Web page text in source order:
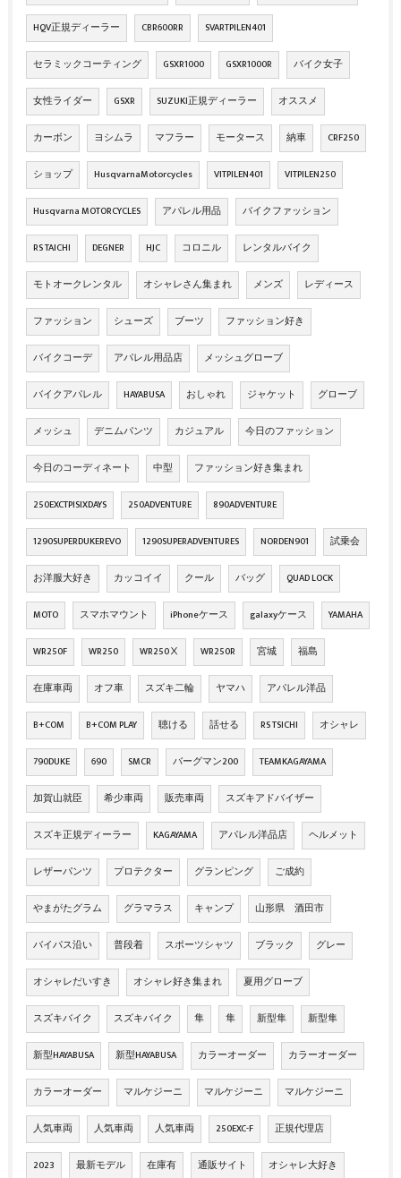
HQV正規ディーラー CBR600RR SVARTPILEN401
セラミックコーティング GSXR1000 GSXR1000R バイク女子
女性ライダー GSXR SUZUKI正規ディーラー オススメ
カーボン ヨシムラ マフラー モータース 納車 CRF250
ショップ HusqvarnaMotorcycles VITPILEN401 VITPILEN250
Husqvarna MOTORCYCLES アパレル用品 バイクファッション
RS TAICHI DEGNER HJC コロニル レンタルバイク
モトオークレンタル オシャレさん集まれ メンズ レディース
ファッション シューズ ブーツ ファッション好き
バイクコーデ アパレル用品店 メッシュグローブ
バイクアパレル HAYABUSA おしゃれ ジャケット グローブ
メッシュ デニムパンツ カジュアル 今日のファッション
今日のコーディネート 中型 ファッション好き集まれ
250EXCTPISIXDAYS 250ADVENTURE 890ADVENTURE
1290SUPERDUKEREVO 1290SUPERADVENTURES NORDEN901 試乗会
お洋服大好き カッコイイ クール バッグ QUAD LOCK
MOTO スマホマウント iPhoneケース galaxyケース YAMAHA
WR250F WR250 WR250Ⅹ WR250R 宮城 福島
在庫車両 オフ車 スズキ二輪 ヤマハ アパレル洋品
B+COM B+COM PLAY 聴ける 話せる RS TSICHI オシャレ
790DUKE 690 SMCR バーグマン200 TEAMKAGAYAMA
加賀山就臣 希少車両 販売車両 スズキアドバイザー
スズキ正規ディーラー KAGAYAMA アパレル洋品店 ヘルメット
レザーパンツ プロテクター グランピング ご成約
やまがたグラム グラマラス キャンプ 山形県 酒田市
バイパス沿い 普段着 スポーツシャツ ブラック グレー
オシャレだいすき オシャレ好き集まれ 夏用グローブ
スズキバイク スズキバイク 隼 隼 新型隼 新型隼
新型HAYABUSA 新型HAYABUSA カラーオーダー カラーオーダー
カラーオーダー マルケジーニ マルケジーニ マルケジーニ
人気車両 人気車両 人気車両 250EXC-F 正規代理店
2023 最新モデル 在庫有 通販サイト オシャレ大好き